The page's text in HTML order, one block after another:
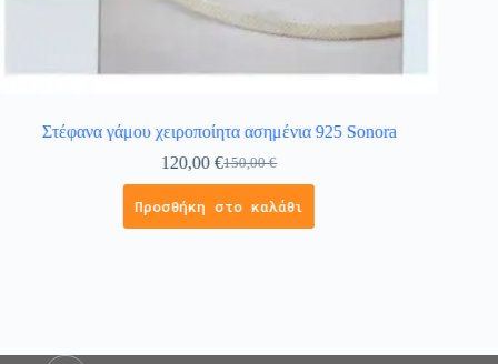
Στέφανα γάμου χειροποίητα ασημένια 925 Sonora
150,00€
120,00€
Προσθήκη στο καλάθι